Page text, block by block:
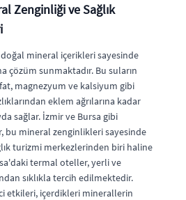
Zenginliği ve Sağlık
doğal mineral içerikleri sayesinde
çözüm sunmaktadır. Bu suların
magnezyum ve kalsiyum gibi
eklem ağrılarına kadar
sağlar. İzmir ve Bursa gibi
bu mineral zenginlikleri sayesinde
turizmi merkezlerinden biri haline
termal oteller, yerli ve
sıklıkla tercih edilmektedir.
etkileri, içerdikleri minerallerin